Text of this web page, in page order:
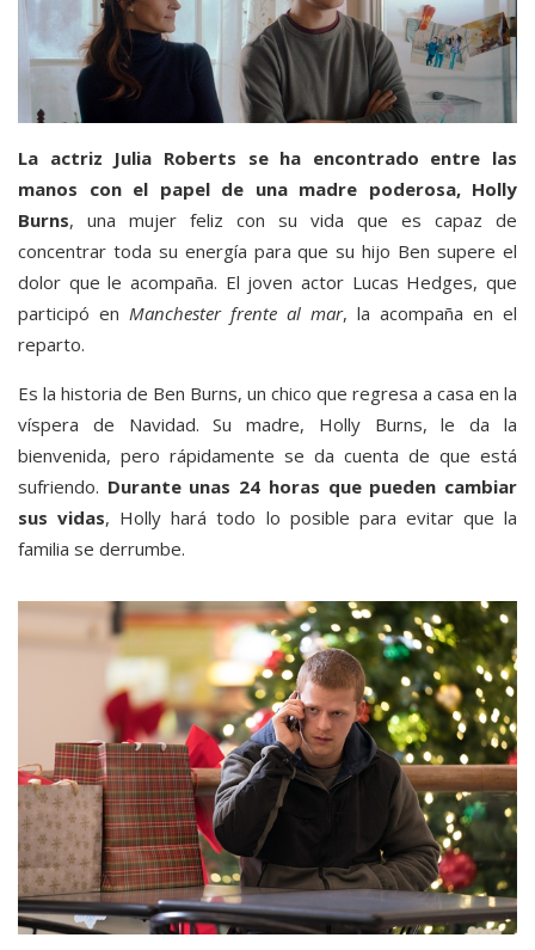
La actriz Julia Roberts se ha encontrado entre las
manos con el papel de una madre poderosa, Holly
Burns, una mujer feliz con su vida que es capaz de
concentrar toda su energía para que su hijo Ben supere el
dolor que le acompaña. El joven actor Lucas Hedges, que
participó en Manchester frente al mar, la acompaña en el
reparto.
Es la historia de Ben Burns, un chico que regresa a casa en la
víspera de Navidad. Su madre, Holly Burns, le da la
bienvenida, pero rápidamente se da cuenta de que está
sufriendo. Durante unas 24 horas que pueden cambiar
sus vidas, Holly hará todo lo posible para evitar que la
familia se derrumbe.